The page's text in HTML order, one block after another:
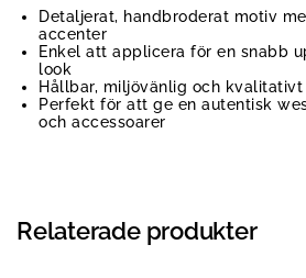
Detaljerat, handbroderat motiv
accenter
Enkel att applicera för en snabb
look
Hållbar, miljövänlig och kvalitativt
Perfekt för att ge en autentisk
och accessoarer
Relaterade produkter